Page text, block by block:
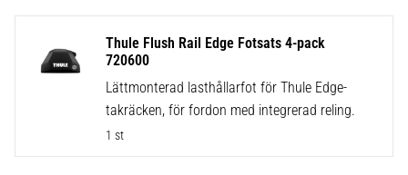
Thule Flush Rail Edge Fotsats 4-pack
720600
Lättmonterad lasthållarfot för Thule Edge-
takräcken, för fordon med integrerad reling.
1 st